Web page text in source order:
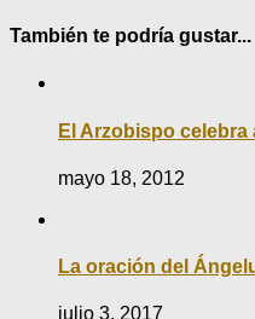
También te podría gustar...
El Arzobispo
mayo 18, 2012
La oración del
julio 3, 2017